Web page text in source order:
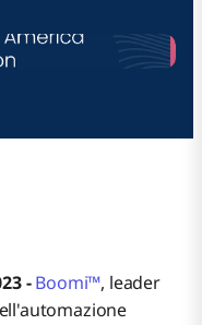
- Boomi™, leader